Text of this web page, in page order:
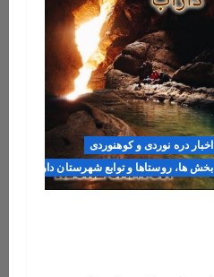
اخبار دره نوردی و کوهنوردی
بخش ها، روستاها و توابع شهرستان داراب